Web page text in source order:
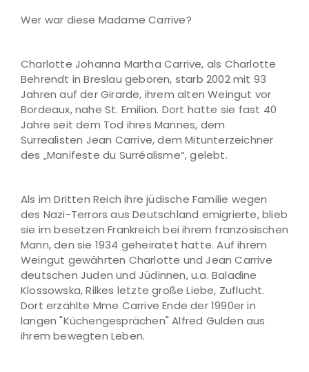
Wer war diese Madame Carrive?
Charlotte Johanna Martha Carrive, als Charlotte
Behrendt in Breslau geboren, starb 2002 mit 93
Jahren auf der Girarde, ihrem alten Weingut vor
Bordeaux, nahe St. Emilion. Dort hatte sie fast 40
Jahre seit dem Tod ihres Mannes, dem
Surrealisten Jean Carrive, dem Mitunterzeichner
des „Manifeste du Surréalisme“, gelebt.
Als im Dritten Reich ihre jüdische Familie wegen
des Nazi-Terrors aus Deutschland emigrierte, blieb
sie im besetzen Frankreich bei ihrem französischen
Mann, den sie 1934 geheiratet hatte. Auf ihrem
Weingut gewährten Charlotte und Jean Carrive
deutschen Juden und Jüdinnen, u.a. Baladine
Klossowska, Rilkes letzte große Liebe, Zuflucht.
Dort erzählte Mme Carrive Ende der 1990er in
langen "Küchengesprächen" Alfred Gulden aus
ihrem bewegten Leben.